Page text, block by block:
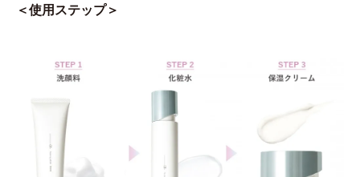
＜使用ステップ＞